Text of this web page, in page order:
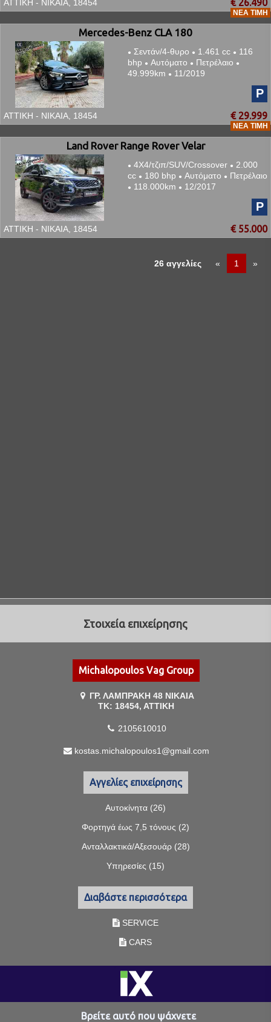
ΝΈΑ ΤΙΜΉ
ΑΤΤΙΚΗ - ΝΙΚΑΙΑ, 18454 € 26.490
ΝΈΑ ΤΙΜΉ
Mercedes-Benz CLA 180
● Σεντάν/4-θυρο ● 1.461 cc ● 116
bhp ● Αυτόματο ● Πετρέλαιο ●
49.999km ● 11/2019
P
ΑΤΤΙΚΗ - ΝΙΚΑΙΑ, 18454 € 29.999
Land Rover Range Rover Velar
● 4Χ4/τζιπ/SUV/Crossover ● 2.000
cc ● 180 bhp ● Αυτόματο ● Πετρέλαιο
● 118.000km ● 12/2017
P
ΑΤΤΙΚΗ - ΝΙΚΑΙΑ, 18454 € 55.000
26 αγγελίες « 1 »
Στοιχεία επιχείρησης
Michalopoulos Vag Group
ΓΡ. ΛΑΜΠΡΑΚΗ 48 ΝΙΚΑΙΑ
ΤΚ: 18454, ΑΤΤΙΚΗ
2105610010
kostas.michalopoulos1@gmail.com
Αγγελίες επιχείρησης
Αυτοκίνητα (26)
Φορτηγά έως 7,5 τόνους (2)
Ανταλλακτικά/Αξεσουάρ (28)
Υπηρεσίες (15)
Διαβάστε περισσότερα
SERVICE
CARS
Βρείτε αυτό που ψάχνετε